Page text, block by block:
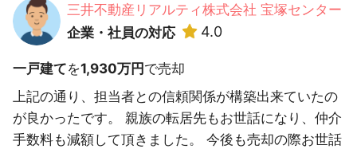
三井不動産リアルティ株式会社 宝塚センター
企業・社員の対応
4.0
一戸建てを1,930万円で売却
上記の通り、担当者との信頼関係が構築出来ていたの
が良かったです。 親族の転居先もお世話になり、仲介
手数料も減額して頂きました。 今後も売却の際お世話